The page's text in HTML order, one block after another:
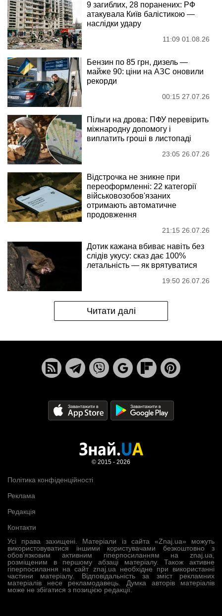
9 загиблих, 28 поранених: РФ
атакувала Київ балістикою —
наслідки удару
11:09 01.08.26
Бензин по 85 грн, дизель —
майже 90: ціни на АЗС оновили
рекорди
00:15 27.07.26
Пільги на дрова: ПФУ перевірить
міжнародну допомогу і
виплатить гроші в листопаді
23:05 26.07.26
Відстрочка не зникне при
переоформленні: 22 категорії
військовозобов'язаних
отримають автоматичне
продовження
21:15 26.07.26
Дотик кажана вбиває навіть без
слідів укусу: сказ дає 100%
летальність — як врятуватися
19:50 26.07.26
Читати далі
Усі права захищені. Матеріали із сайта «Znaj.ua» можуть
використовуватися іншими користувачами безкоштовно з
обов’язковим активним гіперпосиланням на znaj.ua,
розміщеним в першому абзаці матеріалу. Також активне
гіперпосилання на сайт znaj.ua необхідне при використанні
частини матеріалу. Відповідальність за зміст рекламних
матеріалів несе рекламодавець. Думка авторів матеріалів
може не збігатися з позицією редакції.
Політика конфіденційності
Реклама
Редакція
Контакти
© 2015 - 2026